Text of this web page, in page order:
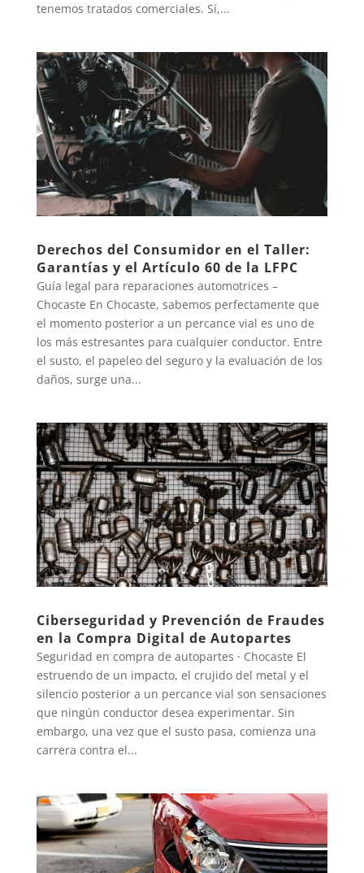
tenemos tratados comerciales. Sí,...
Derechos del Consumidor en el Taller:
Garantías y el Artículo 60 de la LFPC
Guía legal para reparaciones automotrices –
Chocaste En Chocaste, sabemos perfectamente que
el momento posterior a un percance vial es uno de
los más estresantes para cualquier conductor. Entre
el susto, el papeleo del seguro y la evaluación de los
daños, surge una...
Ciberseguridad y Prevención de Fraudes
en la Compra Digital de Autopartes
Seguridad en compra de autopartes · Chocaste El
estruendo de un impacto, el crujido del metal y el
silencio posterior a un percance vial son sensaciones
que ningún conductor desea experimentar. Sin
embargo, una vez que el susto pasa, comienza una
carrera contra el...